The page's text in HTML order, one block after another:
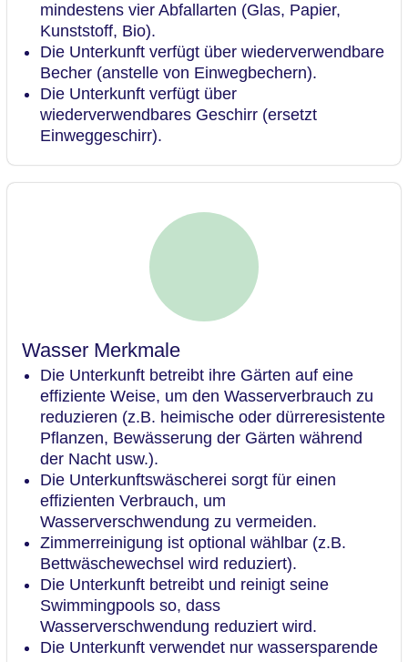
mindestens vier Abfallarten (Glas, Papier,
Kunststoff, Bio).
Die Unterkunft verfügt über wiederverwendbare
Becher (anstelle von Einwegbechern).
Die Unterkunft verfügt über
wiederverwendbares Geschirr (ersetzt
Einweggeschirr).
Wasser Merkmale
Die Unterkunft betreibt ihre Gärten auf eine
effiziente Weise, um den Wasserverbrauch zu
reduzieren (z.B. heimische oder dürreresistente
Pflanzen, Bewässerung der Gärten während
der Nacht usw.).
Die Unterkunftswäscherei sorgt für einen
effizienten Verbrauch, um
Wasserverschwendung zu vermeiden.
Zimmerreinigung ist optional wählbar (z.B.
Bettwäschewechsel wird reduziert).
Die Unterkunft betreibt und reinigt seine
Swimmingpools so, dass
Wasserverschwendung reduziert wird.
Die Unterkunft verwendet nur wassersparende